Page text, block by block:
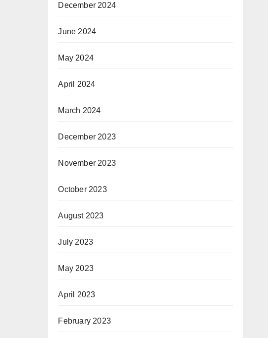
December 2024
June 2024
May 2024
April 2024
March 2024
December 2023
November 2023
October 2023
August 2023
July 2023
May 2023
April 2023
February 2023